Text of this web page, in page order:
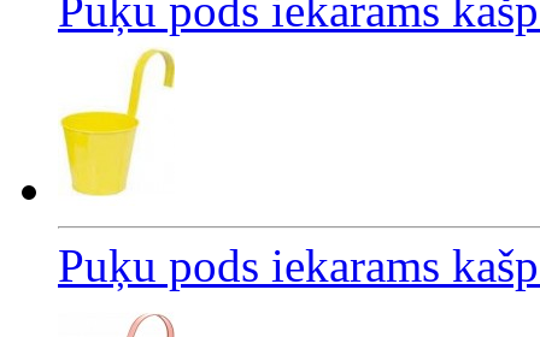
Puķu pods iekarams